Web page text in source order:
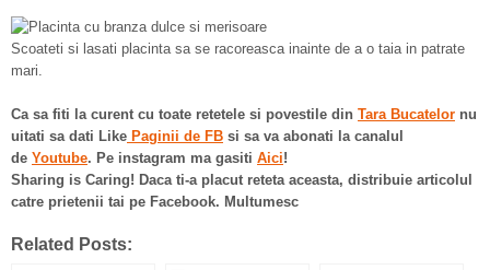
Scoateti si lasati placinta sa se racoreasca inainte de a o taia in patrate
mari.
Ca sa fiti la curent cu toate retetele si povestile din Tara Bucatelor nu
uitati sa dati Like Paginii de FB si sa va abonati la canalul
de Youtube. Pe instagram ma gasiti Aici!
Sharing is Caring! Daca ti-a placut reteta aceasta, distribuie articolul
catre prietenii tai pe Facebook. Multumesc
Related Posts: